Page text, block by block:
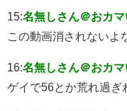
15:名無しさん＠おカ
この動画消されないよ
16:名無しさん＠おカ
ゲイで56とか荒れ過ぎ